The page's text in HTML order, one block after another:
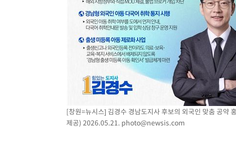
백운산서 80년근 천종산삼 9뿌리 발견…감정가 1.3억원
선재도서 해루질 나섰다 실종 60대, 닷새 만에 숨진 채 발견
남자 농구, 나고야 아시안게임서 '홈팀' 일본과 한일전
여수 오동도 해상서 모터보트 전복…1명 사망·1명 실종
극한폭염 한풀 꺾이지만…'낮 최고 35도' 무더위, 열대야 계속[다음주
축구협회 "압수수색·성접대 논란 사과…쇄신의 기회로 삼겠다"
[속보]'압수수색·성접대 논란' 축구협회 "실망과 걱정 안겨드려 죄
'최고 37도' 폭염 지속…강원동해안 최대 150㎜ 비
[속보]뉴욕증시 상승 마감…S&P 0.6% 나스닥 1.3%↑
[창원=뉴시스] 김경수 경남도지사 후보의 외국인 맞춤 공약
제공) 2026.05.21. photo@newsis.com